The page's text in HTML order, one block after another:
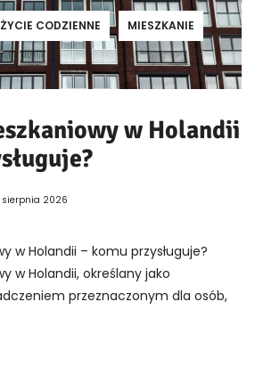
ŻYCIE CODZIENNE MIESZKANIE
w Holandii
sierpnia 2026
w Holandii – komu przysługuje?
w Holandii, określany jako
przeznaczonym dla osób,